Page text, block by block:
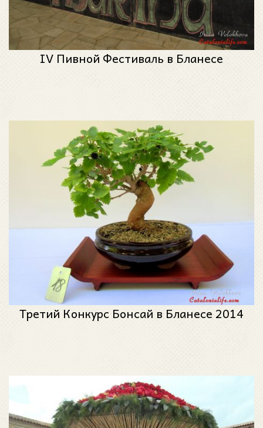
IV Пивной Фестиваль в Бланесе
Третий Конкурс Бонсай в Бланесе 2014